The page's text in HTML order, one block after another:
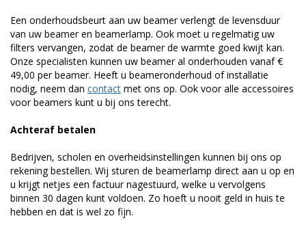
Een onderhoudsbeurt aan uw beamer verlengt de levensduur
van uw beamer en beamerlamp. Ook moet u regelmatig uw
filters vervangen, zodat de beamer de warmte goed kwijt kan.
Onze specialisten kunnen uw beamer al onderhouden vanaf €
49,00 per beamer. Heeft u beameronderhoud of installatie
nodig, neem dan contact met ons op. Ook voor alle accessoires
voor beamers kunt u bij ons terecht.
Achteraf betalen
Bedrijven, scholen en overheidsinstellingen kunnen bij ons op
rekening bestellen. Wij sturen de beamerlamp direct aan u op en
u krijgt netjes een factuur nagestuurd, welke u vervolgens
binnen 30 dagen kunt voldoen. Zo hoeft u nooit geld in huis te
hebben en dat is wel zo fijn.